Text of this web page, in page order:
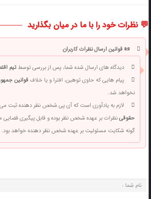
💬 نظرات خود را با ما در میان بگذارید
📜 قوانین ارسال نظرات کاربران
دیدگاه های ارسال شده شما، پس از بررسی توسطتیم
پیام هایی که حاوی توهین، افترا و یا خلافقوانین
نخواهد شد.
لازم به یادآوری است که آی پی شخص نظر دهنده ثبت می
حقوقینظرات بر عهده شخص نظر بوده و قابل پیگیری قضایی
گونه شکایت مسئولیت بر عهده شخص نظر دهنده خواهد بود.